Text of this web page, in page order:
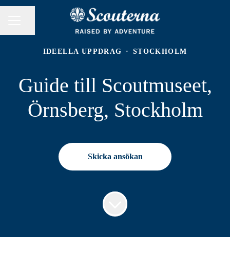
IDEELLA UPPDRAG · STOCKHOLM
Guide till Scoutmuseet,
Örnsberg, Stockholm
Skicka ansökan